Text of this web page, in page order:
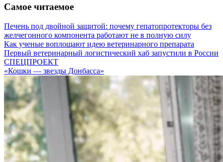
Самое читаемое
Печень под двойной защитой: почему гепатопротекторы без
желчегонного компонента работают не в полную силу
Как ученые воплощают идею ветеринарного препарата
Первый ветеринарный логистический хаб запустили в России
СПЕЦПРОЕКТ
«Кошки — звезды Донбасса»